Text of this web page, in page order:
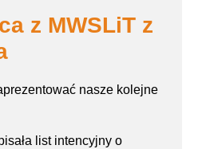
z MWSLiT z
nasze kolejne
list intencyjny o